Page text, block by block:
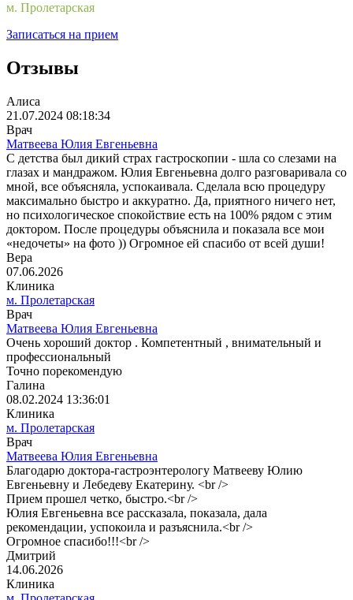
м. Пролетарская
Записаться на прием
Отзывы
Алиса
21.07.2024 08:18:34
Врач
Матвеева Юлия Евгеньевна
С детства был дикий страх гастроскопии - шла со слезами на
глазах и мандражом. Юлия Евгеньевна долго разговаривала со
мной, все объясняла, успокаивала. Сделала всю процедуру
максимально быстро и аккуратно. Да, приятного ничего нет,
но психологическое спокойствие есть на 100% рядом с этим
доктором. После процедуры объяснила и показала все мои
«недочеты» на фото )) Огромное ей спасибо от всей души!
Вера
07.06.2026
Клиника
м. Пролетарская
Врач
Матвеева Юлия Евгеньевна
Очень хороший доктор . Компетентный , внимательный и
профессиональный
Точно порекомендую
Галина
08.02.2024 13:36:01
Клиника
м. Пролетарская
Врач
Матвеева Юлия Евгеньевна
Благодарю доктора-гастроэнтерологу Матвееву Юлию
Евгеньевну и Лебедеву Екатерину. <br />
Прием прошел четко, быстро.<br />
Юлия Евгеньевна все рассказала, показала, дала
рекомендации, успокоила и разъяснила.<br />
Огромное спасибо!!!<br />
Дмитрий
14.06.2026
Клиника